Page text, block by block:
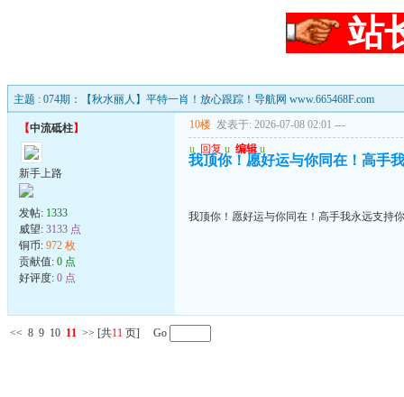
站
主题 : 074期：【秋水丽人】平特一肖！放心跟踪！导航网 www.665468F.com
【中流砥柱】
新手上路
发帖: 1333
威望: 3133 点
铜币: 972 枚
贡献值: 0 点
好评度: 0 点
10楼 发表于: 2026-07-08 02:01 ---
u 回复 u 编辑 u
我顶你！愿好运与你同在！高手
我顶你！愿好运与你同在！高手我永远支持
<< 8 9 10 11 >> [共11 页] Go